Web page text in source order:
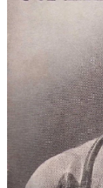
La Céramique